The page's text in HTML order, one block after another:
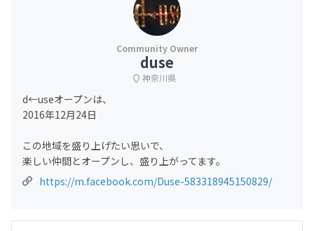
duse
神奈川県
d←useオープンは、
2016年12月24日
この地域を盛り上げたい思いで、
楽しい仲間とオープンし、盛り上がってます。
https://m.facebook.com/Duse-583318945150829/